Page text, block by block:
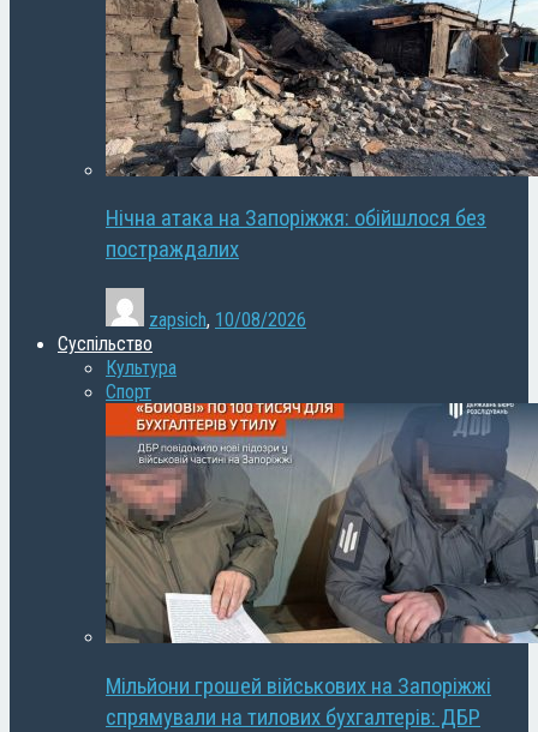
Нічна атака на Запоріжжя: обійшлося без
постраждалих
zapsich, 10/08/2026
Суспільство
Культура
Спорт
Мільйони грошей військових на Запоріжжі
спрямували на тилових бухгалтерів: ДБР